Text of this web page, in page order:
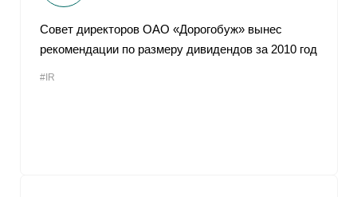
Совет директоров ОАО «Дорогобуж» вынес
рекомендации по размеру дивидендов за 2010 год
#IR